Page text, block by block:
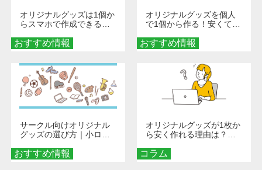
おすすめ情報
オリジナルグッズは1個か
らスマホで作成できる！
くなる巾着＆ポーチ活用
術
おすすめ情報
オリジナルグッズを個人
で1個から作る！安くて簡
秘訣
おすすめ情報
サークル向けオリジナル
グッズの選び方｜小ロッ
める秘訣
コラム
オリジナルグッズが1枚か
ら安く作れる理由は？オ
とメリットを解説